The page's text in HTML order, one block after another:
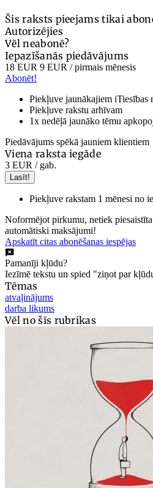
Šis raksts pieejams tikai
Autorizējies
Vēl neabonē?
Iepazīšanās piedāvājums
18 EUR 9 EUR / pirmais mēnesis
Abonēt!
Piekļuve jaunākajiem iTiesības
Piekļuve rakstu arhīvam
1x nedēļā jaunāko tēmu
Piedāvājums spēkā jauniem klientiem
Viena raksta iegāde
3 EUR / gab.
Lasīt!
Piekļuve rakstam 1 mēnesi no
Noformējot pirkumu, netiek
automātiski maksājumi!
Apskatīt citas abonēšanas iespējas
Pamanīji kļūdu?
Iezīmē tekstu un spied "ziņot par
Tēmas
atvaļinājums
darba likums
Vēl no šīs rubrikas